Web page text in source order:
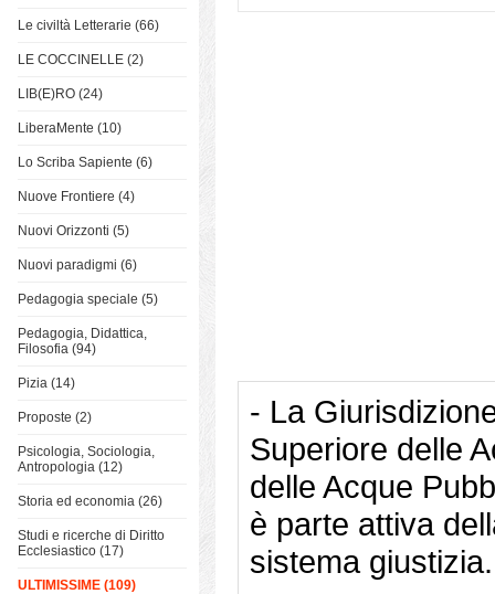
Le civiltà Letterarie (66)
LE COCCINELLE (2)
LIB(E)RO (24)
LiberaMente (10)
Lo Scriba Sapiente (6)
Nuove Frontiere (4)
Nuovi Orizzonti (5)
Nuovi paradigmi (6)
Pedagogia speciale (5)
Pedagogia, Didattica,
Filosofia (94)
Pizia (14)
Proposte (2)
Psicologia, Sociologia,
Antropologia (12)
Storia ed economia (26)
Studi e ricerche di Diritto
Ecclesiastico (17)
ULTIMISSIME (109)
- La
Superiore delle
delle Acque
è parte attiva
sistema giustizia.